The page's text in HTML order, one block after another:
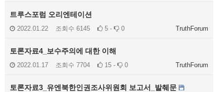
트루스포럼 오리엔테이션
TruthForum
2022.01.22 조회수 6145 5 - 0
토론자료4_보수주의에 대한 이해
TruthForum
2022.01.17 조회수 7704 15 - 0
토론자료3_유엔북한인권조사위원회 보고서_발췌문